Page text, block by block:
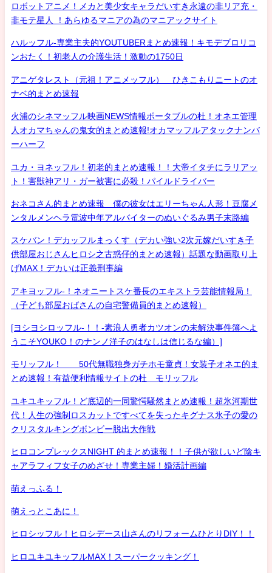
ロボットアニメ！メカと美少女キャラだいすき永遠の非リア充・
非モテ星人 ！あらゆるマニアの為のマニアックサイト
ハルッフル-専業主夫的YOUTUBERまとめ速報！キモデブロリコ
ンおたく！初老人の介護生活！激動の1750日
アニゲタレスト（元祖！アニメッフル） ひきこもりニートのオ
ナベ的まとめ速報
火浦のシネマッフル映画NEWS情報ポータブルの杜！オネエ管理
人オカマちゃんの鬼女的まとめ速報!オカマッフルアタックナンバ
ーハーフ
ユカ・ヨネッフル！初老的まとめ速報！！大帝イタチにラリアッ
ト！害獣神アリ・ガー被害に必殺！パイルドライバー
おネコさん的まとめ速報 僕の彼女はエリーちゃん人形！豆腐メ
ンタルメンヘラ電波中年アルバイターのぬいぐるみ男子末路編
スケバン！デカッフルまっくす（デカい強い2次元嫁だいすき子
供部屋おじさんヒロシ之古惑仔的まとめ速報）話題な動画取り上
げMAX！デカいは正義刑事編
アキヨッフル-！ネオニートスケ番長のエキストラ芸能情報局！
（子ども部屋おばさんの自宅警備員的まとめ速報）
[ヨシヨシロッフル-！！-素浪人勇者カツオンの未解決事件簿へよ
うこそYOUKO！のナンノ洋子のはなしは信じるな編）]
モリッフル！ 50代無職独身ガチホモ童貞！女装子オネエ的ま
とめ速報！有益便利情報サイトの杜 モリッフル
ユキユキッフル！ど底辺的一同驚愕騒然まとめ速報！超氷河期世
代！人生の強制ロスカットですべてを失ったキグナス氷子の愛の
クリスタルキングボンビー脱出大作戦
ヒロコンプレックスNIGHT 的まとめ速報！！子供が欲しいど陰キ
ャアラフィフ女子のめざせ！専業主婦！婚活計画編
萌えっふる！
萌えっとこあに！
ヒロシッフル！ヒロシデース山さんのリフォームひとりDIY！！
ヒロユキユキッフルMAX！スーパークッキング！